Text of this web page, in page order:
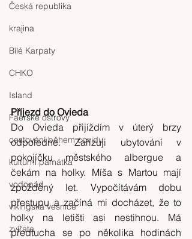
Česká republika
krajina
Bílé Karpaty
CHKO
Island
Faerské ostrovy
cestování během covidu
kulturní památka
vodopád
vikingská vesnice
zvířata
Příjezd do Ovieda
Do Ovieda přijíždím v úterý brzy
odpoledne. Zařizuji ubytování v
pokojíčku městského albergue a
čekám na holky. Míša s Martou mají
zpožděný let. Vypočítávám dobu
přestupu a začíná mi docházet, že to
holky na letišti asi nestihnou. Má
předtucha se po několika hodinách